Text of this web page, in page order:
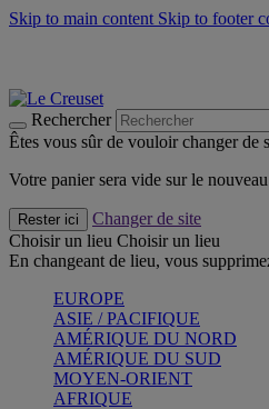
Skip to main content Skip to footer
Rechercher
Êtes vous sûr de vouloir changer de
Votre panier sera vide sur le
Rester ici
Changer de site
Choisir un lieu Choisir un lieu
En changeant de lieu, vous
EUROPE
ASIE / PACIFIQUE
AMÉRIQUE DU NORD
AMÉRIQUE DU SUD
MOYEN-ORIENT
AFRIQUE